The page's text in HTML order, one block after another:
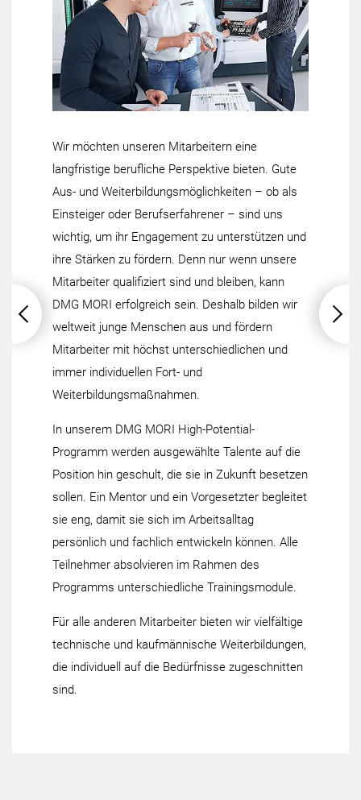
Wir möchten unseren Mitarbeitern eine
langfristige berufliche Perspektive bieten. Gute
Aus- und Weiterbildungsmöglichkeiten – ob als
Einsteiger oder Berufserfahrener – sind uns
wichtig, um ihr Engagement zu unterstützen und
ihre Stärken zu fördern. Denn nur wenn unsere
Mitarbeiter qualifiziert sind und bleiben, kann
DMG MORI erfolgreich sein. Deshalb bilden wir
weltweit junge Menschen aus und fördern
Mitarbeiter mit höchst unterschiedlichen und
immer individuellen Fort- und
Weiterbildungsmaßnahmen.
In unserem DMG MORI High-Potential-
Programm werden ausgewählte Talente auf die
Position hin geschult, die sie in Zukunft besetzen
sollen. Ein Mentor und ein Vorgesetzter begleitet
sie eng, damit sie sich im Arbeitsalltag
persönlich und fachlich entwickeln können. Alle
Teilnehmer absolvieren im Rahmen des
Programms unterschiedliche Trainingsmodule.
Für alle anderen Mitarbeiter bieten wir vielfältige
technische und kaufmännische Weiterbildungen,
die individuell auf die Bedürfnisse zugeschnitten
sind.